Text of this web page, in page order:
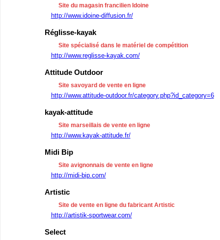
Site du magasin francilien Idoine
http://www.idoine-diffusion.fr/
Réglisse-kayak
Site spécialisé dans le matériel de compétition
http://www.reglisse-kayak.com/
Attitude Outdoor
Site savoyard de vente en ligne
http://www.attitude-outdoor.fr/category.php?id_category=6
kayak-attitude
Site marseillais de vente en ligne
http://www.kayak-attitude.fr/
Midi Bip
Site avignonnais de vente en ligne
http://midi-bip.com/
Artistic
Site de vente en ligne du fabricant Artistic
http://artistik-sportwear.com/
Select